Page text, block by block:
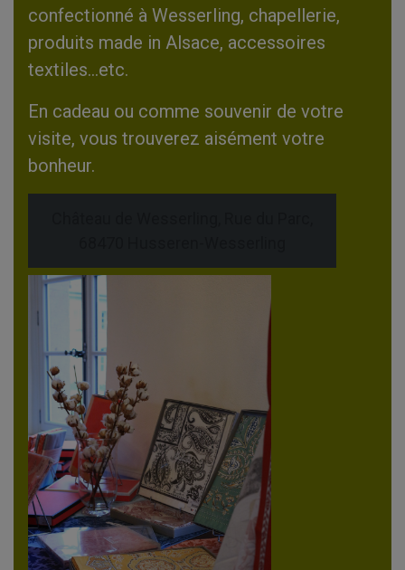
confectionné à Wesserling, chapellerie,
produits made in Alsace, accessoires
textiles…etc.
En cadeau ou comme souvenir de votre
visite, vous trouverez aisément votre
bonheur.